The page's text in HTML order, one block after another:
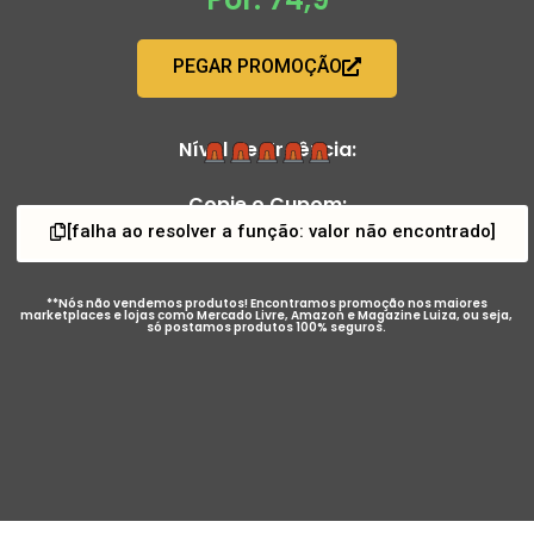
PEGAR PROMOÇÃO
Nível de Urgência:
Copie o Cupom:
[falha ao resolver a função: valor não encontrado]
**Nós não vendemos produtos! Encontramos promoção nos maiores
marketplaces e lojas como Mercado Livre, Amazon e Magazine Luiza, ou seja,
só postamos produtos 100% seguros.